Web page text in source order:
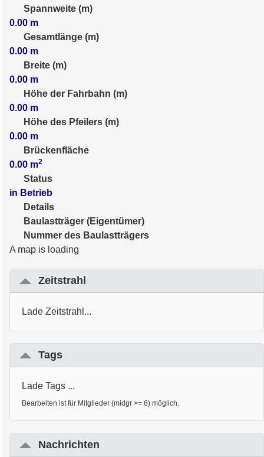
Spannweite (m)
0.00 m
Gesamtlänge (m)
0.00 m
Breite (m)
0.00 m
Höhe der Fahrbahn (m)
0.00 m
Höhe des Pfeilers (m)
0.00 m
Brückenfläche
0.00 m2
Status
in Betrieb
Details
Baulastträger (Eigentümer)
Nummer des Baulastträgers
A map is loading
Zeitstrahl
Lade Zeitstrahl...
Tags
Lade Tags ...
Bearbeiten ist für Mitglieder (midgr >= 6) möglich.
Nachrichten